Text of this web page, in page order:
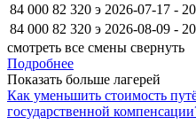
84 000 82 320 э 2026-07-17 -
84 000 82 320 э 2026-08-09 -
смотреть все смены свернуть
Подробнее
Показать больше лагерей
Как уменьшить стоимость
государственной